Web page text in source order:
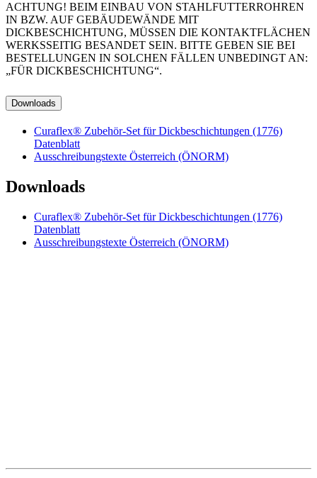
ACHTUNG! BEIM EINBAU VON STAHLFUTTERROHREN
IN BZW. AUF GEBÄUDEWÄNDE MIT
DICKBESCHICHTUNG, MÜSSEN DIE KONTAKTFLÄCHEN
WERKSSEITIG BESANDET SEIN. BITTE GEBEN SIE BEI
BESTELLUNGEN IN SOLCHEN FÄLLEN UNBEDINGT AN:
„FÜR DICKBESCHICHTUNG“.
Downloads
Curaflex® Zubehör-Set für Dickbeschichtungen (1776)
Datenblatt
Ausschreibungstexte Österreich (ÖNORM)
Downloads
Curaflex® Zubehör-Set für Dickbeschichtungen (1776)
Datenblatt
Ausschreibungstexte Österreich (ÖNORM)